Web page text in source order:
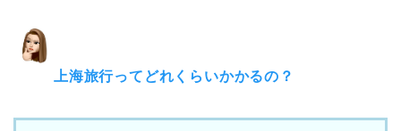
上海旅行ってどれくらいかかるの？